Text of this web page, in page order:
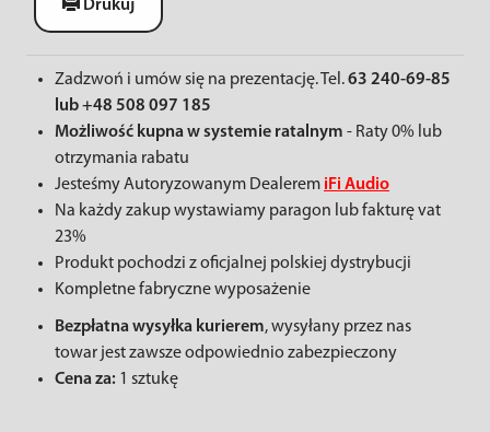
Drukuj
Zadzwoń i umów się na prezentację. Tel.63 240-69-85
lub +48 508 097 185
Możliwość kupna w systemie ratalnym - Raty 0% lub
otrzymania rabatu
Jesteśmy Autoryzowanym Dealerem iFi Audio
Na każdy zakup wystawiamy paragon lub fakturę vat
23%
Produkt pochodzi z oficjalnej polskiej dystrybucji
Kompletne fabryczne wyposażenie
Bezpłatna wysyłka kurierem, wysyłany przez nas
towar jest zawsze odpowiednio zabezpieczony
Cena za: 1 sztukę